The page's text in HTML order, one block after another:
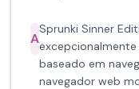
A
Sprunki Sinner
baseado em
navegador web